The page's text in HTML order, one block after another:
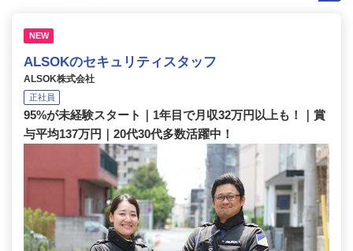
NEW
ALSOKのセキュリティスタッフ
ALSOK株式会社
正社員
95%が未経験スタート｜1年目で月収32万円以上も！｜賞
与平均137万円｜20代30代多数活躍中！